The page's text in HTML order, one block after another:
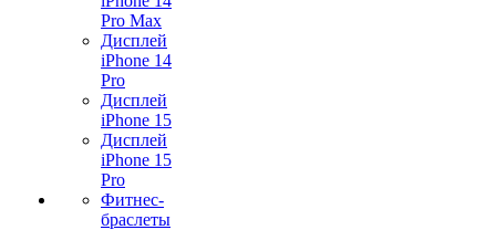
Pro Max
Дисплей
iPhone 14
Pro
Дисплей
iPhone 15
Дисплей
iPhone 15
Pro
Фитнес-
браслеты